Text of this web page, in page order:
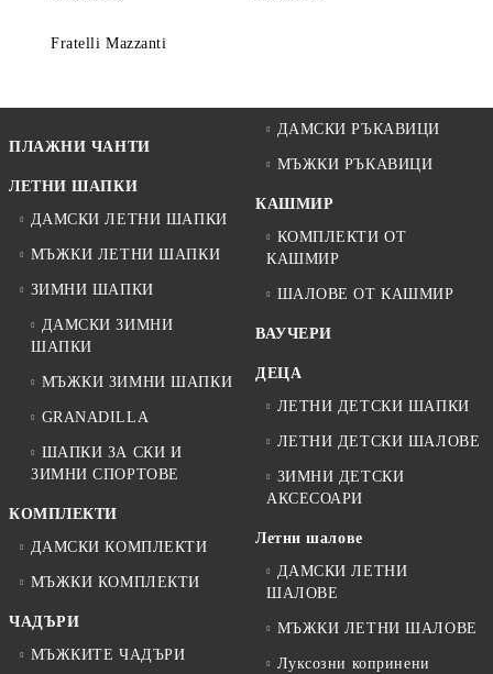
Fratelli Mazzanti
ПЛАЖНИ ЧАНТИ
ЛЕТНИ ШАПКИ
ДАМСКИ ЛЕТНИ ШАПКИ
МЪЖКИ ЛЕТНИ ШАПКИ
ЗИМНИ ШАПКИ
ДАМСКИ ЗИМНИ
ШАПКИ
МЪЖКИ ЗИМНИ ШАПКИ
GRANADILLA
ШАПКИ ЗА СКИ И
ЗИМНИ СПОРТОВЕ
КОМПЛЕКТИ
ДАМСКИ КОМПЛЕКТИ
МЪЖКИ КОМПЛЕКТИ
ЧАДЪРИ
МЪЖКИТЕ ЧАДЪРИ
ДАМСКИ РЪКАВИЦИ
МЪЖКИ РЪКАВИЦИ
КАШМИР
КОМПЛЕКТИ ОТ
КАШМИР
ШАЛОВЕ ОТ КАШМИР
ВАУЧЕРИ
ДЕЦА
ЛЕТНИ ДЕТСКИ ШАПКИ
ЛЕТНИ ДЕТСКИ ШАЛОВЕ
ЗИМНИ ДЕТСКИ
АКСЕСОАРИ
Летни шалове
ДАМСКИ ЛЕТНИ
ШАЛОВЕ
МЪЖКИ ЛЕТНИ ШАЛОВЕ
Луксозни копринени